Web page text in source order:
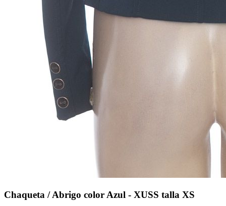
Chaqueta / Abrigo color Azul - XUSS talla XS